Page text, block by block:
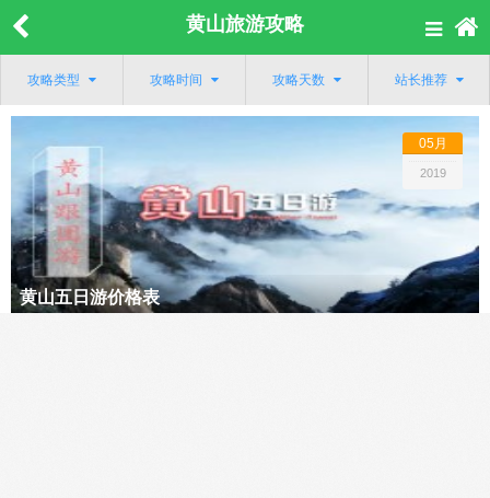
黄山旅游攻略
攻略类型 攻略时间 攻略天数 站长推荐
黄山五日游价格表
05月
2019